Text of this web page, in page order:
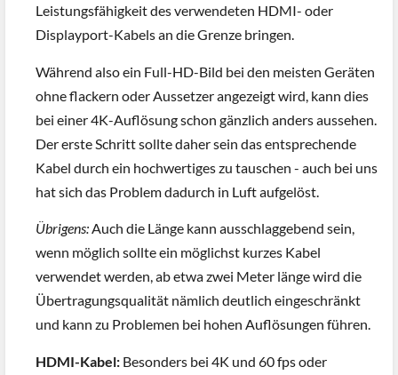
Leistungsfähigkeit des verwendeten HDMI- oder
Displayport-Kabels an die Grenze bringen.
Während also ein Full-HD-Bild bei den meisten Geräten
ohne flackern oder Aussetzer angezeigt wird, kann dies
bei einer 4K-Auflösung schon gänzlich anders aussehen.
Der erste Schritt sollte daher sein das entsprechende
Kabel durch ein hochwertiges zu tauschen - auch bei uns
hat sich das Problem dadurch in Luft aufgelöst.
Übrigens:Auch die Länge kann ausschlaggebend sein,
wenn möglich sollte ein möglichst kurzes Kabel
verwendet werden, ab etwa zwei Meter länge wird die
Übertragungsqualität nämlich deutlich eingeschränkt
und kann zu Problemen bei hohen Auflösungen führen.
HDMI-Kabel: Besonders bei 4K und 60 fps oder